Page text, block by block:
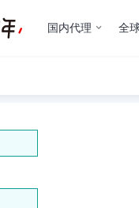
国内代理 全